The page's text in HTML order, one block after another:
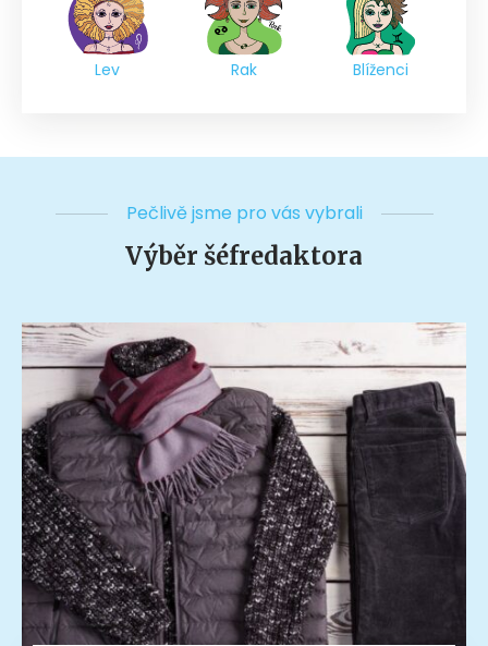
Lev Rak Blíženci
Pečlivě jsme pro vás vybrali
Výběr šéfredaktora